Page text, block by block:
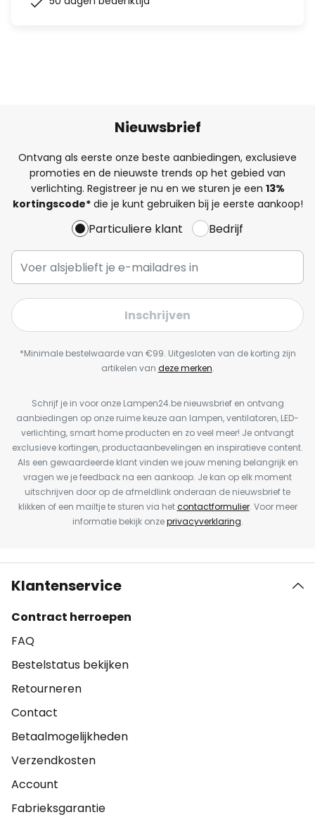
Nieuwsbrief
Ontvang als eerste onze beste aanbiedingen, exclusieve
promoties en de nieuwste trends op het gebied van
verlichting. Registreer je nu en we sturen je een 13%
kortingscode*die je kunt gebruiken bij je eerste aankoop!
Particuliere klant Bedrijf
Inschrijven
*Minimale bestelwaarde van €99. Uitgesloten van de korting zijn
artikelen van deze merken.
Schrijf je in voor onze Lampen24.be nieuwsbrief en ontvang
aanbiedingen op onze ruime keuze aan lampen, ventilatoren, LED-
verlichting, smart home producten en zo veel meer! Je ontvangt
exclusieve kortingen, productaanbevelingen en inspiratieve content.
Als een gewaardeerde klant vinden we jouw mening belangrijk en
vragen we je feedback na een aankoop. Je kan op elk moment
uitschrijven door op de afmeldlink onderaan de nieuwsbrief te
klikken of een mailtje te sturen via hetcontactformulier. Voor meer
informatie bekijk onzeprivacyverklaring.
Klantenservice
Contract herroepen
FAQ
Bestelstatus bekijken
Retourneren
Contact
Betaalmogelijkheden
Verzendkosten
Account
Fabrieksgarantie